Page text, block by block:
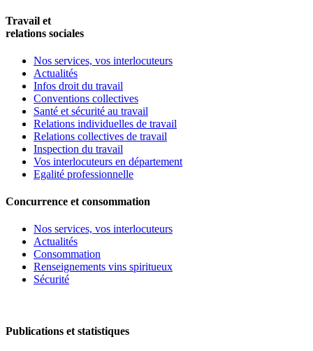
Travail et
relations sociales
Nos services, vos interlocuteurs
Actualités
Infos droit du travail
Conventions collectives
Santé et sécurité au travail
Relations individuelles de travail
Relations collectives de travail
Inspection du travail
Vos interlocuteurs en département
Egalité professionnelle
Concurrence et consommation
Nos services, vos interlocuteurs
Actualités
Consommation
Renseignements vins spiritueux
Sécurité
Publications et statistiques